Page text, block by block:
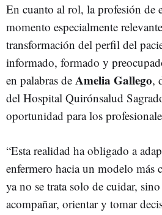
En cuanto al rol, la profesión de
momento especialmente
transformación del perfil del
informado, formado y
en palabras de Amelia Gallego,
del Hospital Quirónsalud
oportunidad para los
“Esta realidad ha obligado a
enfermero hacia un modelo más
ya no se trata solo de cuidar,
acompañar, orientar y tomar